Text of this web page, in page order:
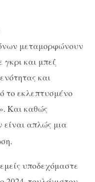
μεταμορφώνουν
γκρι και μπεζ
και
το εκλεπτυσμένο
Και καθώς
είναι απλώς μια
υποδεχόμαστε